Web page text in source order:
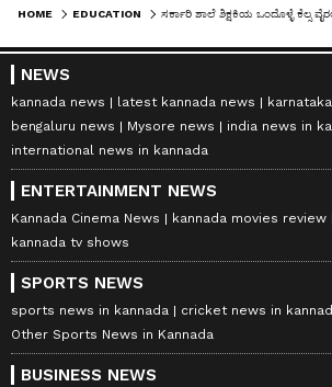
HOME EDUCATION ಸರ್ಕಾರಿ ಶಾಲೆ ಶಿಕ್ಷಕಿಯ ಒಂದೊಳ್ಳೆ ಕೆಲ್ಸ
NEWS
kannada news latest kannada news
bengaluru news
Mysore news
india news in
international news in kannada
ENTERTAINMENT NEWS
Kannada Cinema News kannada movies review
kannada tv shows
SPORTS NEWS
sports news in kannada
cricket news in
Other Sports News in Kannada
BUSINESS NEWS